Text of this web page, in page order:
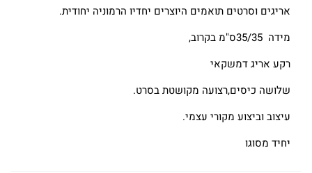
אריגים וסרטים תואמים היוצרים יחדיו הרמוניה יחודית.
מידה 35/35ס"מ בקרוב,
רקע אריג דמשקאי
שלושה כיסים,רצועה מקושטת בסרט.
עיצוב וביצוע מקורי עצמי.
יחיד מסוגו